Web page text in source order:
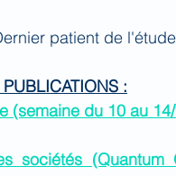
patient de
:
(semaine du 10 au
sociétés (Quantum